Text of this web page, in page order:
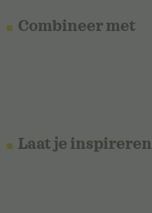
Combineer met
Laat je inspireren